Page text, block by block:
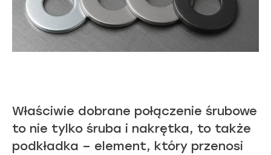
Właściwie dobrane połączenie śrubowe
to nie tylko śruba i nakrętka, to także
podkładka – element, który przenosi